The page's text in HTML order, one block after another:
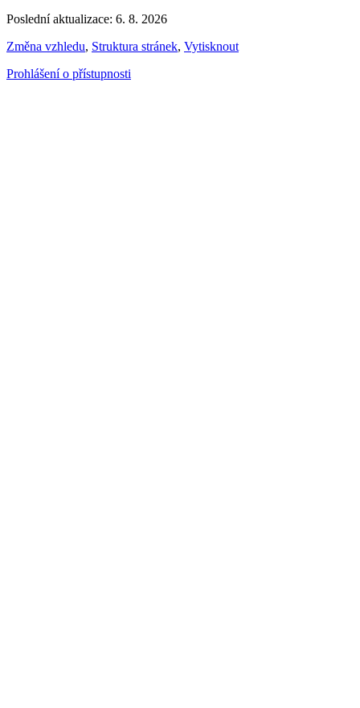
Poslední aktualizace: 6. 8. 2026
Změna vzhledu, Struktura stránek, Vytisknout
Prohlášení o přístupnosti